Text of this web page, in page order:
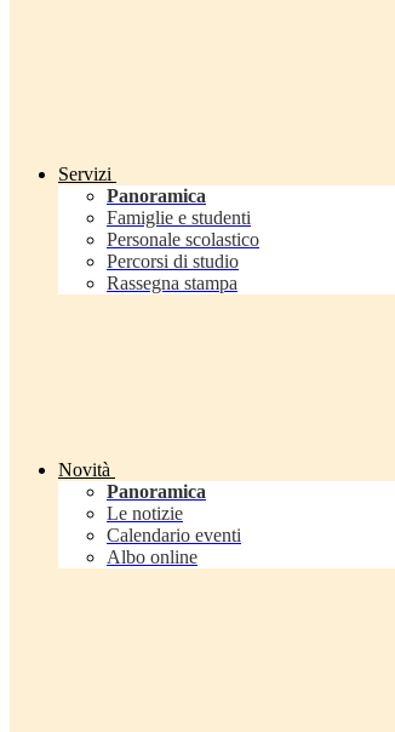
Servizi
Panoramica
Famiglie e studenti
Personale scolastico
Percorsi di studio
Rassegna stampa
Novità
Panoramica
Le notizie
Calendario eventi
Albo online